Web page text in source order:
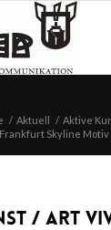
/ Aktuell / Aktive
Skyline Motiv
/ ART